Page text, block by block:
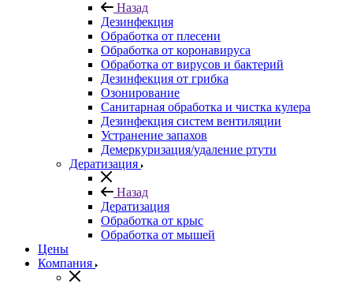
Назад
Дезинфекция
Обработка от плесени
Обработка от коронавируса
Обработка от вирусов и бактерий
Дезинфекция от грибка
Озонирование
Санитарная обработка и чистка кулера
Дезинфекция систем вентиляции
Устранение запахов
Демеркуризация/удаление ртути
Дератизация
Назад
Дератизация
Обработка от крыс
Обработка от мышей
Цены
Компания